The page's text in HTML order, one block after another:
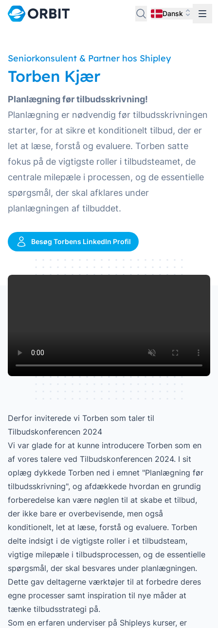
Dansk
Seniorkonsulent & Partner hos Shipley
Torben Kjær
Planlægning før tilbudsskrivning!
Planlægning er nødvendig før tilbudsskrivningen
starter, for at sikre et konditionelt tilbud, der er
let at læse, forstå og evaluere. Torben satte
fokus på de vigtigste roller i tilbudsteamet, de
centrale milepæle i processen, og de essentielle
spørgsmål, der skal afklares under
planlægningen af tilbuddet.
Besøg Torbens LinkedIn Profil
Watch our video to learn more
Derfor inviterede vi Torben som taler til
Tilbudskonferencen 2024
Vi var glade for at kunne introducere Torben som en
af vores talere ved Tilbudskonferencen 2024. I sit
oplæg dykkede Torben ned i emnet "Planlægning før
tilbudsskrivning", og afdækkede hvordan en grundig
forberedelse kan være nøglen til at skabe et tilbud,
der ikke bare er overbevisende, men også
konditionelt, let at læse, forstå og evaluere. Torben
delte indsigt i de vigtigste roller i et tilbudsteam,
vigtige milepæle i tilbudsprocessen, og de essentielle
spørgsmål, der skal besvares under planlægningen.
Dette gav deltagerne værktøjer til at forbedre deres
egne processer samt inspiration til nye måder at
tænke tilbudsstrategi på.
Som en erfaren underviser på Shipleys kurser, er